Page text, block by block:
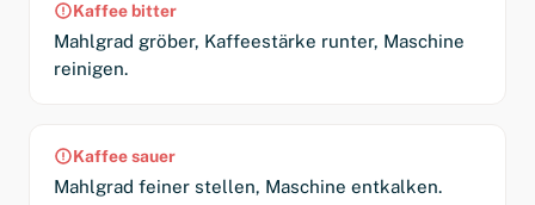
Kaffee bitter
Mahlgrad gröber, Kaffeestärke runter, Maschine
reinigen.
Kaffee sauer
Mahlgrad feiner stellen, Maschine entkalken.